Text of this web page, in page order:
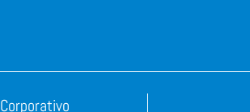
Corporativo